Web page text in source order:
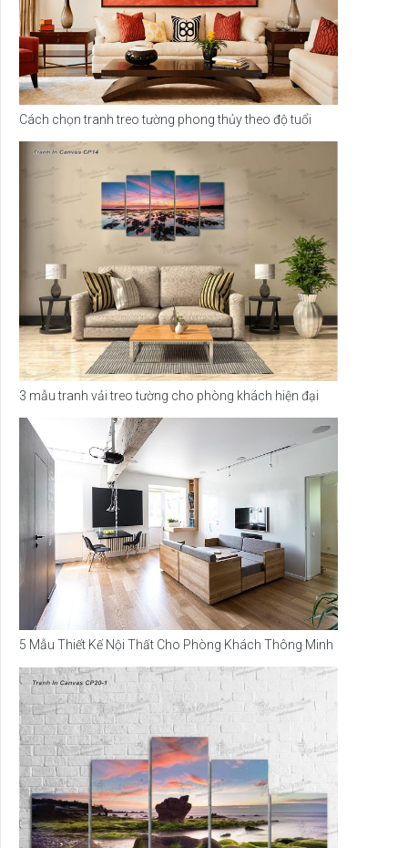
Cách chọn tranh treo tường phong thủy theo độ tuổi
3 mẫu tranh vải treo tường cho phòng khách hiện đại
5 Mẫu Thiết Kế Nội Thất Cho Phòng Khách Thông Minh